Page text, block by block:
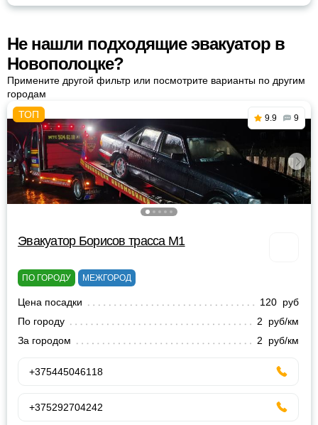
Не нашли подходящие эвакуатор в
Новополоцке?
Примените другой фильтр или посмотрите варианты по другим
городам
9.9 9
Эвакуатор Борисов трасса М1
ПО ГОРОДУ МЕЖГОРОД
Цена посадки
120 руб
По городу
2 руб/км
За городом
2 руб/км
+375445046118
+375292704242